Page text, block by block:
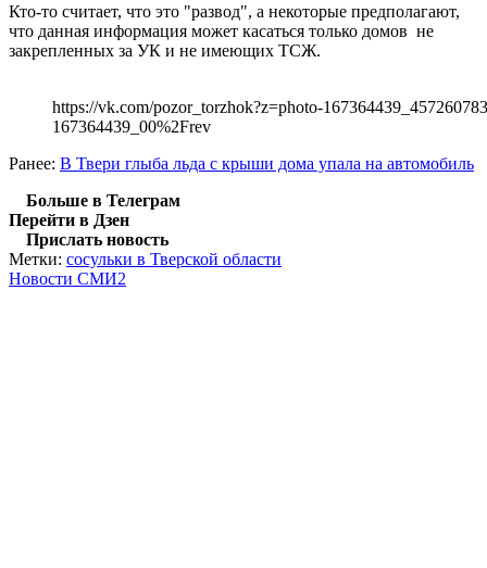
Кто-то считает, что это "развод", а некоторые предполагают,
что данная информация может касаться только домов не
закрепленных за УК и не имеющих ТСЖ.
https://vk.com/pozor_torzhok?z=photo-
167364439_00%2Frev
Ранее: В Твери глыба льда с крыши дома упала на автомобиль
Больше в Телеграм
Перейти в Дзен
Прислать новость
Метки: сосульки в Тверской области
Новости СМИ2